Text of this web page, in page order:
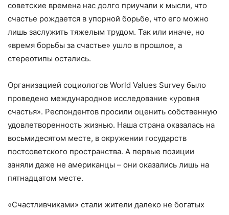
советские времена нас долго приучали к мысли, что
счастье рождается в упорной борьбе, что его можно
лишь заслужить тяжелым трудом. Так или иначе, но
«время борьбы за счастье» ушло в прошлое, а
стереотипы остались.
Организацией социологов World Values Survey было
проведено международное исследование «уровня
счастья». Респондентов просили оценить собственную
удовлетворенность жизнью. Наша страна оказалась на
восьмидесятом месте, в окружении государств
постсоветского пространства. А первые позиции
заняли даже не американцы – они оказались лишь на
пятнадцатом месте.
«Счастливчиками» стали жители далеко не богатых